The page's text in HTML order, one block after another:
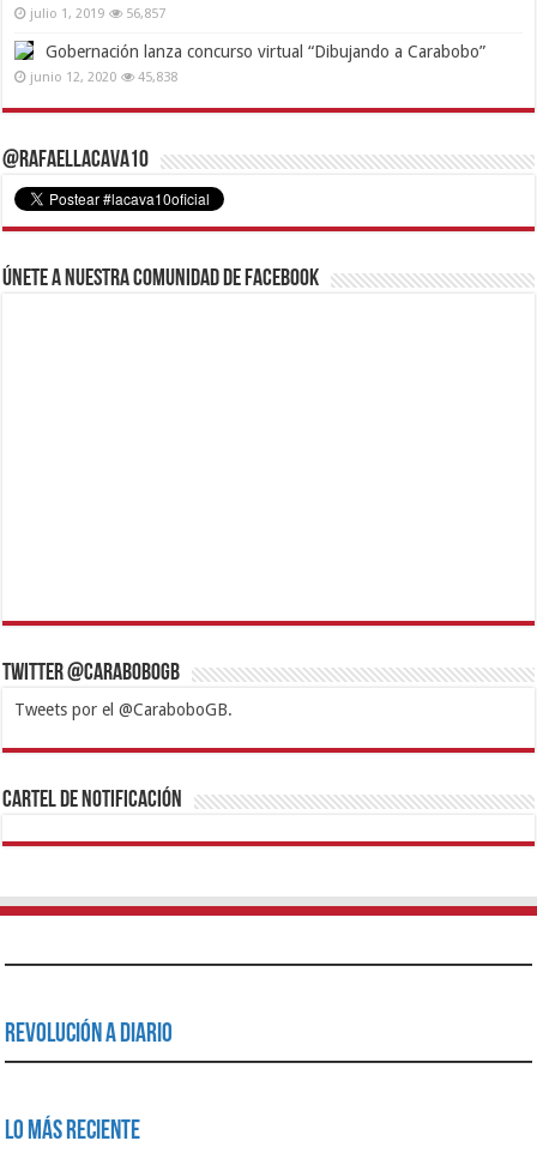
julio 1, 2019 56,857
Gobernación lanza concurso virtual “Dibujando a Carabobo”
junio 12, 2020 45,838
@RafaelLacava10
Únete a nuestra comunidad de Facebook
Twitter @CaraboboGB
Tweets por el @CaraboboGB.
1xbetBetturkeyBetistKralbetSupertotobetTipobetMatadorbetMariobet
https://mvbcasino.com/
Cartel de Notificación
Revolución a Diario
Lo Más Reciente